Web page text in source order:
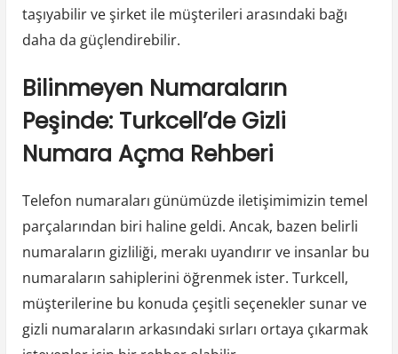
taşıyabilir ve şirket ile müşterileri arasındaki bağı
daha da güçlendirebilir.
Bilinmeyen Numaraların
Peşinde: Turkcell’de Gizli
Numara Açma Rehberi
Telefon numaraları günümüzde iletişimimizin temel
parçalarından biri haline geldi. Ancak, bazen belirli
numaraların gizliliği, merakı uyandırır ve insanlar bu
numaraların sahiplerini öğrenmek ister. Turkcell,
müşterilerine bu konuda çeşitli seçenekler sunar ve
gizli numaraların arkasındaki sırları ortaya çıkarmak